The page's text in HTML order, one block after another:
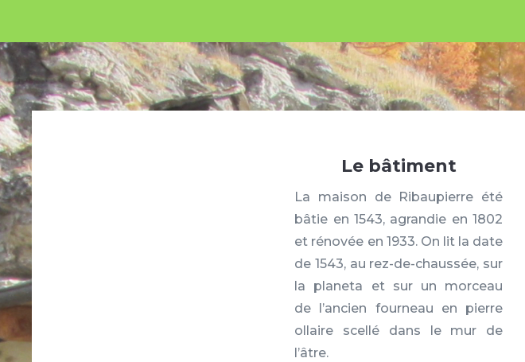
Le bâtiment
La maison de Ribaupierre été
bâtie en 1543, agrandie en 1802
et rénovée en 1933. On lit la date
de 1543, au rez-de-chaussée, sur
la planeta et sur un morceau
de l’ancien fourneau en pierre
ollaire scellé dans le mur de
l’âtre.